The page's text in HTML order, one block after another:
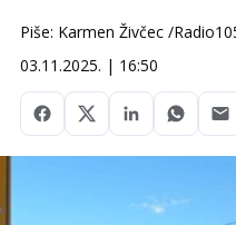
Piše: Karmen Živčec /
03.11.2025. | 16:50